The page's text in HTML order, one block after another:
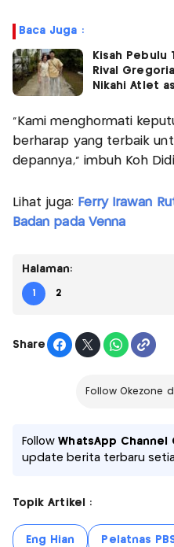
Baca Juga :
Kisah Pebulu
Rival
Nikahi Atlet
“Kami menghormati
berharap yang terbaik
depannya,” imbuh Koh
Lihat juga: Ferry Irawan
Badan pada Venna
Halaman:
1 2
Share
Follow Okezone
FollowWhatsApp Channel
update berita terbaru
Topik Artikel :
Eng Hian Pelatnas